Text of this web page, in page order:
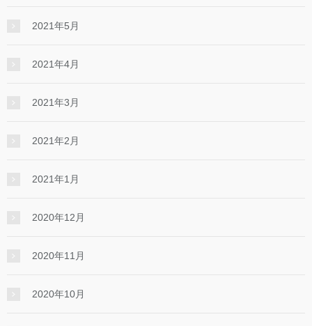
2021年5月
2021年4月
2021年3月
2021年2月
2021年1月
2020年12月
2020年11月
2020年10月